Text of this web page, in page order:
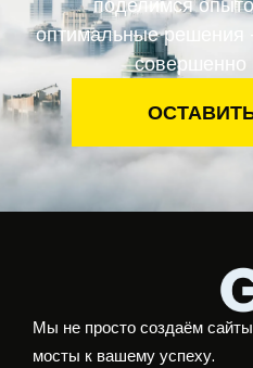
оптимальные решения
совершенно
Мы не просто создаём
мосты к вашему успеху.